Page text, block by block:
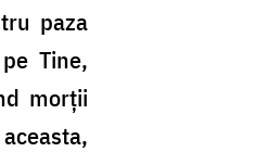
paza
Tine,
morții